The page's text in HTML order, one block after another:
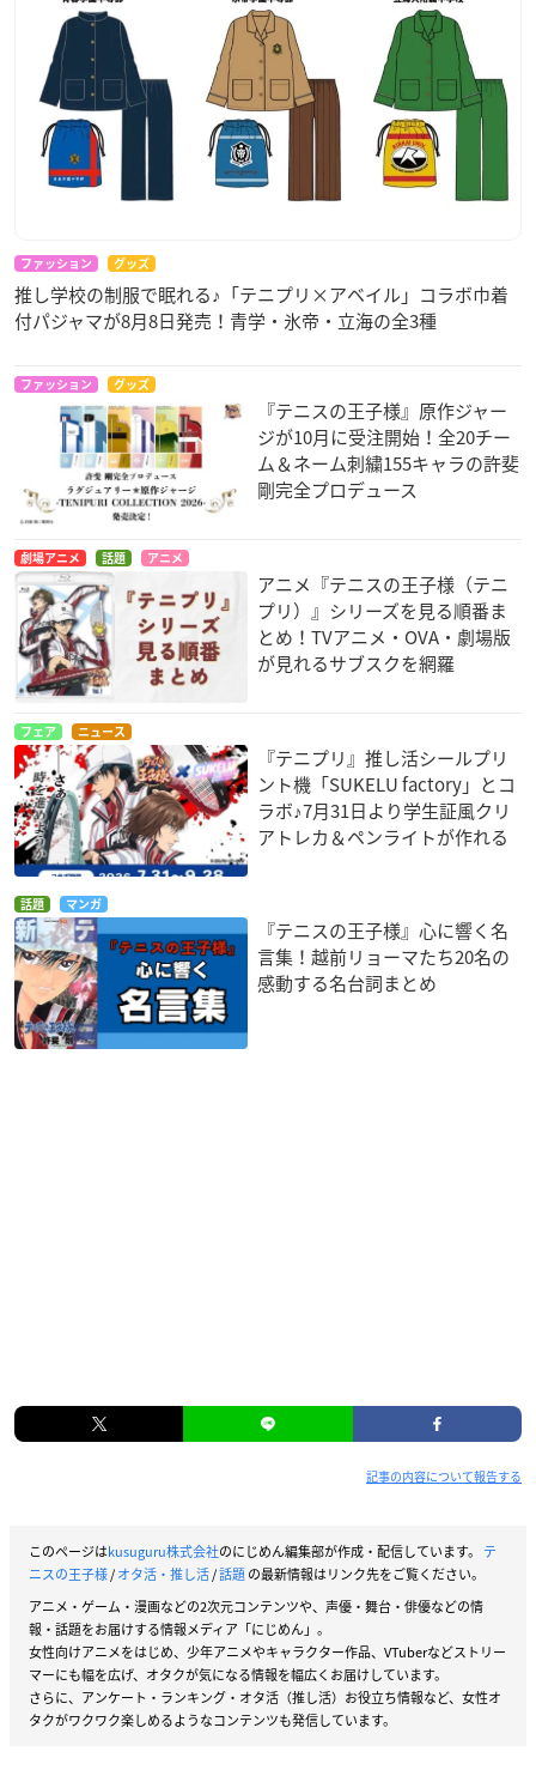
ファッション グッズ
推し学校の制服で眠れる♪「テニプリ×アベイル」コラボ巾着
付パジャマが8月8日発売！青学・氷帝・立海の全3種
ファッション グッズ
『テニスの王子様』原作ジャー
ジが10月に受注開始！全20チー
ム＆ネーム刺繍155キャラの許斐
剛完全プロデュース
劇場アニメ 話題 アニメ
アニメ『テニスの王子様（テニ
プリ）』シリーズを見る順番ま
とめ！TVアニメ・OVA・劇場版
が見れるサブスクを網羅
フェア ニュース
『テニプリ』推し活シールプリ
ント機「SUKELU factory」とコ
ラボ♪7月31日より学生証風クリ
アトレカ＆ペンライトが作れる
話題 マンガ
『テニスの王子様』心に響く名
言集！越前リョーマたち20名の
感動する名台詞まとめ
記事の内容について報告する
このページはkusuguru株式会社のにじめん編集部が作成・配信しています。 テ
ニスの王子様/オタ活・推し活/話題の最新情報はリンク先をご覧ください。
アニメ・ゲーム・漫画などの2次元コンテンツや、声優・舞台・俳優などの情
報・話題をお届けする情報メディア「にじめん」。
女性向けアニメをはじめ、少年アニメやキャラクター作品、VTuberなどストリー
マーにも幅を広げ、オタクが気になる情報を幅広くお届けしています。
さらに、アンケート・ランキング・オタ活（推し活）お役立ち情報など、女性オ
タクがワクワク楽しめるようなコンテンツも発信しています。